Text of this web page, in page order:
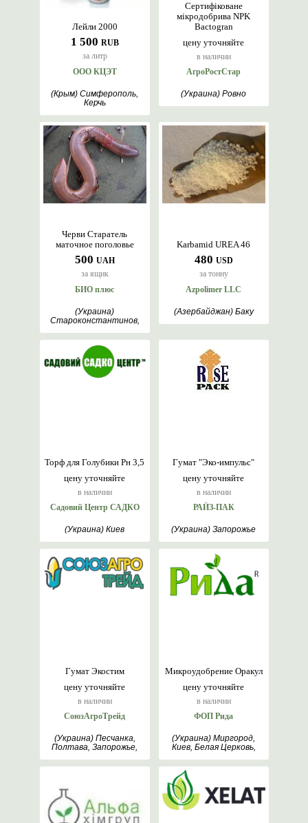
1 500 RUB
за литр
Лейли 2000
ООО КЦЭТ
(Крым) Симферополь,
Керчь
цену уточняйте
в наличии
Сертифіковане
мікродобрива NPK
Bactogran
АгроРостСтар
(Украина) Ровно
500 UAH
за ящик
Черви Старатель
маточное поголовье
БИО плюс
(Украина)
Староконстантинов,
480 USD
за тонну
Karbamid UREA 46
Azpolimer LLC
(Азербайджан) Баку
цену уточняйте
в наличии
Торф для Голубики Рн 3,5
Садовий Центр САДКО
(Украина) Киев
цену уточняйте
в наличии
Гумат "Эко-импульс"
РАЙЗ-ПАК
(Украина) Запорожье
цену уточняйте
в наличии
Гумат Экостим
СоюзАгроТрейд
(Украина) Песчанка,
Полтава, Запорожье,
цену уточняйте
в наличии
Микроудобрение Оракул
ФОП Рида
(Украина) Миргород,
Киев, Белая Церковь,